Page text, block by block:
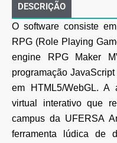
DESCRIÇÃO
O software consiste
RPG (Role Playing
engine RPG Maker
programação
em HTML5/WebGL. A
virtual interativo que
campus da UFERSA
ferramenta lúdica de